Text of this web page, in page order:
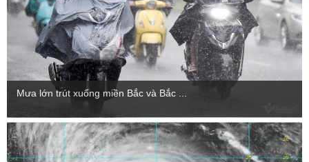
Mưa lớn trút xuống miền Bắc và Bắc ...